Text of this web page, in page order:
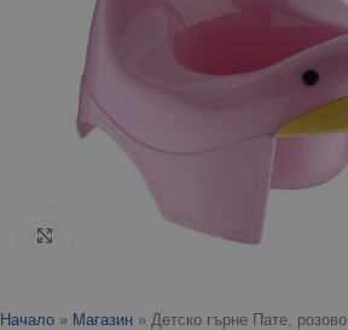
Начало » Магазин » Детско гърне Пате, розово